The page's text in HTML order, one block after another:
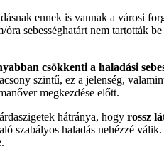
ennek is vannak a városi
sebességhatárt nem tartották
csökkenti a haladási
szintű, ez a jelenség,
megkezdése előtt.
hátránya, hogy rossz
szabályos haladás nehézzé